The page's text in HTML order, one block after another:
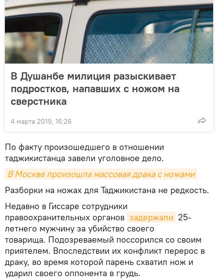
В Душанбе милиция разыскивает
подростков, напавших с ножом на
сверстника
4 марта 2019, 16:26
По факту произошедшего в отношении
таджикистанца завели уголовное дело.
В Москве произошла массовая драка с ножами
Разборки на ножах для Таджикистана не редкость.
Недавно в Гиссаре сотрудники
правоохранительных органов задержали 25-
летнего мужчину за убийство своего
товарища. Подозреваемый поссорился со своим
приятелем. Впоследствии их конфликт перерос в
драку, во время которой парень схватил нож и
ударил своего оппонента в грудь.